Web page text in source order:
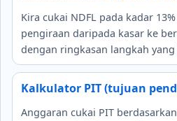
Kira cukai NDFL pada kadar
pengiraan daripada kasar ke
dengan ringkasan langkah yang
Kalkulator PIT (tujuan
Anggaran cukai PIT